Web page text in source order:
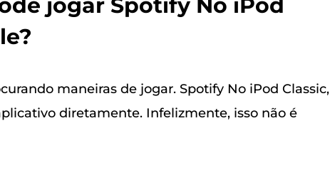
jogar Spotify No iPod
maneiras de jogar. Spotify No iPod Classic,
diretamente. Infelizmente, isso não é